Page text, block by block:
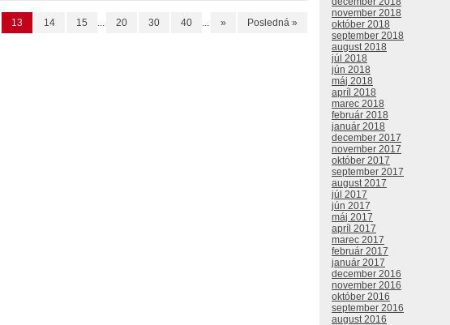
13 14 15 ... 20 30 40 ... » Posledná »
november 2018
október 2018
september 2018
august 2018
júl 2018
jún 2018
máj 2018
apríl 2018
marec 2018
február 2018
január 2018
december 2017
november 2017
október 2017
september 2017
august 2017
júl 2017
jún 2017
máj 2017
apríl 2017
marec 2017
február 2017
január 2017
december 2016
november 2016
október 2016
september 2016
august 2016